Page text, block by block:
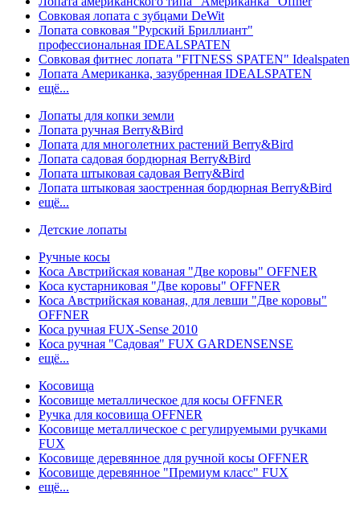
Совковая лопата с зубцами DeWit
Лопата совковая "Рурский Бриллиант"
профессиональная IDEALSPATEN
Совковая фитнес лопата "FITNESS SPATEN" Idealspaten
Лопата Американка, зазубренная IDEALSPATEN
ещё...
Лопаты для копки земли
Лопата ручная Berry&Bird
Лопата для многолетних растений Berry&Bird
Лопата садовая бордюрная Berry&Bird
Лопата штыковая садовая Berry&Bird
Лопата штыковая заостренная бордюрная Berry&Bird
ещё...
Детские лопаты
Ручные косы
Коса Австрийская кованая "Две коровы" OFFNER
Коса кустарниковая "Две коровы" OFFNER
Коса Австрийская кованая, для левши "Две коровы"
OFFNER
Коса ручная FUX-Sense 2010
Коса ручная "Садовая" FUX GARDENSENSE
ещё...
Косовища
Косовище металлическое для косы OFFNER
Ручка для косовища OFFNER
Косовище металлическое с регулируемыми ручками
FUX
Косовище деревянное для ручной косы OFFNER
Косовище деревянное "Премиум класс" FUX
ещё...